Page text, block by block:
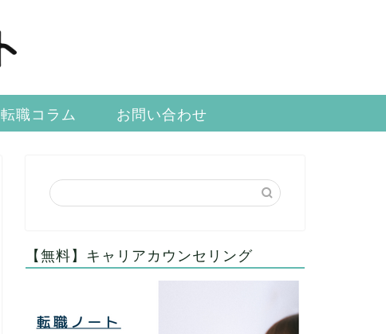
転職コラム お問い合わせ
【無料】キャリアカウンセリング